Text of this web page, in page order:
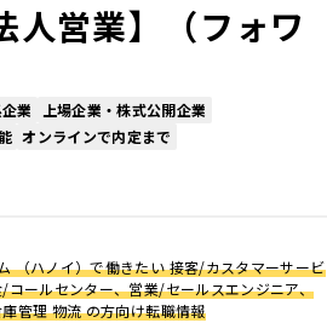
人営業】（フォワ
業
上場企業・株式公開企業
オンラインで内定まで
（ハノイ）で働きたい 接客/カスタマーサービ
コールセンター、営業/セールスエンジニア、
管理 物流 の方向け転職情報